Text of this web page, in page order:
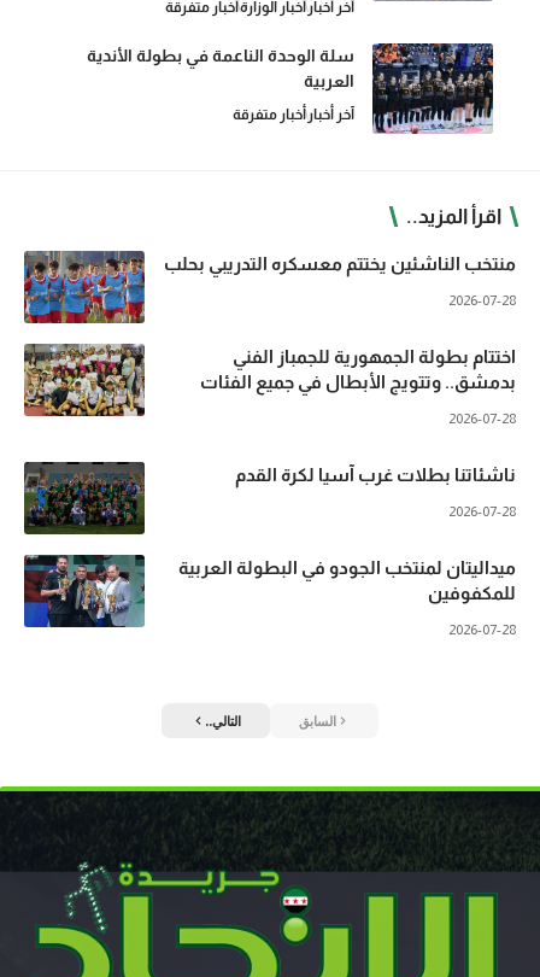
آخر أخبارأخبار الوزارةأخبار متفرقة
سلة الوحدة الناعمة في بطولة الأندية
العربية
آخر أخبارأخبار متفرقة
اقرأ المزيد..
منتخب الناشئين يختتم معسكره التدريبي بحلب
2026-07-28
اختتام بطولة الجمهورية للجمباز الفني
بدمشق.. وتتويج الأبطال في جميع الفئات
2026-07-28
ناشئاتنا بطلات غرب آسيا لكرة القدم
2026-07-28
ميداليتان لمنتخب الجودو في البطولة العربية
للمكفوفين
2026-07-28
السابق التالي..